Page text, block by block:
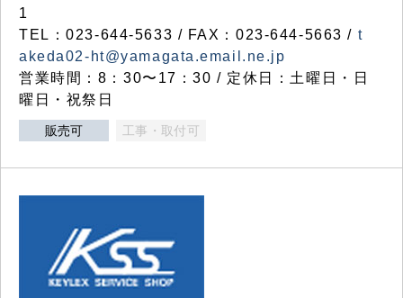
1
TEL：023-644-5633 / FAX：023-644-5663 / t
akeda02-ht@yamagata.email.ne.jp
営業時間：8：30〜17：30 / 定休日：土曜日・日
曜日・祝祭日
販売可 工事・取付可